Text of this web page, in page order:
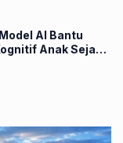
AI Bantu
Anak Sejak